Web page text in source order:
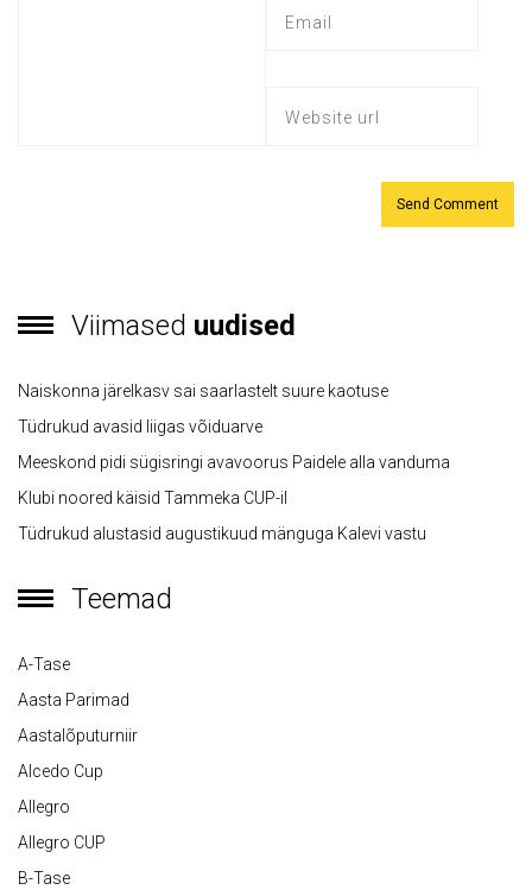
Viimased uudised
Naiskonna järelkasv sai saarlastelt suure kaotuse
Tüdrukud avasid liigas võiduarve
Meeskond pidi sügisringi avavoorus Paidele alla vanduma
Klubi noored käisid Tammeka CUP-il
Tüdrukud alustasid augustikuud mänguga Kalevi vastu
Teemad
A-Tase
Aasta Parimad
Aastalõputurniir
Alcedo Cup
Allegro
Allegro CUP
B-Tase